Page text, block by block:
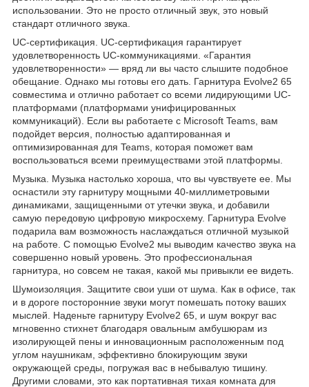
использовании. Это не просто отличный звук, это новый
стандарт отличного звука.
UC-сертификация. UС-сертификация гарантирует
удовлетворенность UC-коммуникациями. «Гарантия
удовлетворенности» — вряд ли вы часто слышите подобное
обещание. Однако мы готовы его дать. Гарнитура Evolve2 65
совместима и отлично работает со всеми лидирующими UC-
платформами (платформами унифицированных
коммуникаций). Если вы работаете с Microsoft Teams, вам
подойдет версия, полностью адаптированная и
оптимизированная для Teams, которая поможет вам
воспользоваться всеми преимуществами этой платформы.
Музыка. Музыка настолько хороша, что вы чувствуете ее. Мы
оснастили эту гарнитуру мощными 40-миллиметровыми
динамиками, защищенными от утечки звука, и добавили
самую передовую цифровую микросхему. Гарнитура Evolve
подарила вам возможность наслаждаться отличной музыкой
на работе. С помощью Evolve2 мы выводим качество звука на
совершенно новый уровень. Это профессиональная
гарнитура, но совсем не такая, какой мы привыкли ее видеть.
Шумоизоляция. Защитите свои уши от шума. Как в офисе, так
и в дороге посторонние звуки могут помешать потоку ваших
мыслей. Наденьте гарнитуру Evolve2 65, и шум вокруг вас
мгновенно стихнет благодаря овальным амбушюрам из
изолирующей пены и инновационным расположенным под
углом наушникам, эффективно блокирующим звуки
окружающей среды, погружая вас в небывалую тишину.
Другими словами, это как портативная тихая комната для